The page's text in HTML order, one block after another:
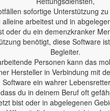
sofortige Unterstützung
alleine arbeitest und in
oder du ein demenzkranker
benötigt, diese Software
Begleiter.
Personen kann das
Hersteller in Verbindung mit
Software ein wahrer
du in deinem Beruf oft
bist oder in abgelegenen